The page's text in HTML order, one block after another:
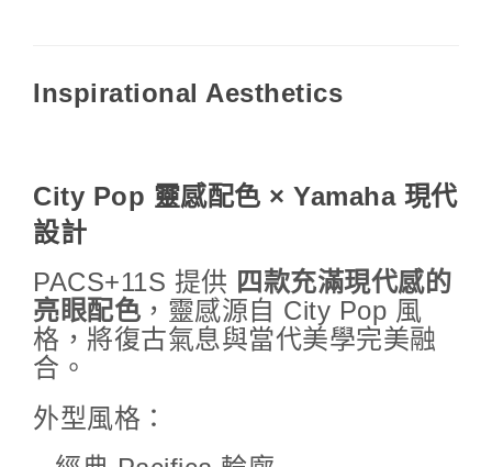
Inspirational Aesthetics
City Pop 靈感配色 × Yamaha 現代
設計
PACS+11S 提供 四款充滿現代感的
亮眼配色 ，靈感源自 City Pop 風
格，將復古氣息與當代美學完美融
合。
外型風格：